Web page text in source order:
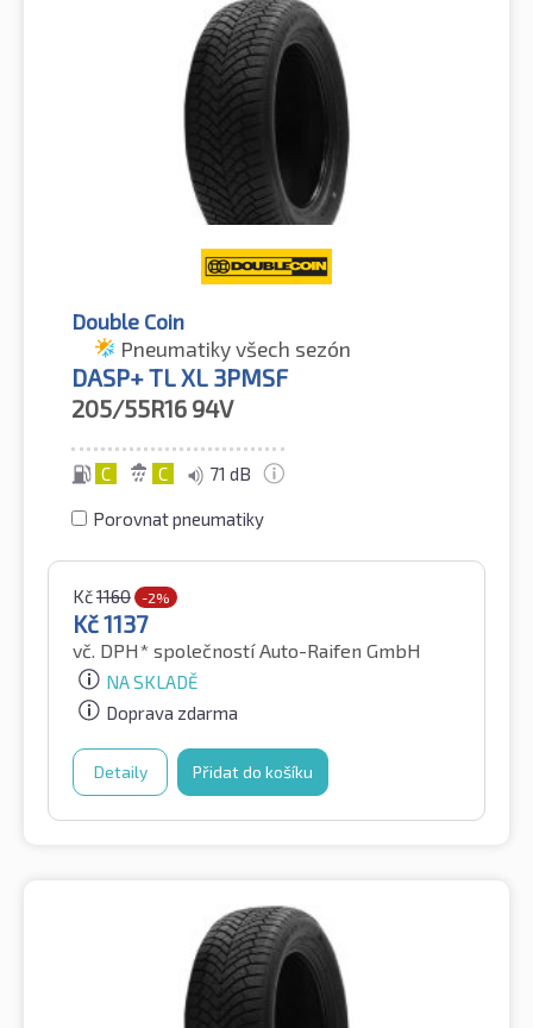
Double Coin
Pneumatiky všech sezón
DASP+ TL XL 3PMSF
205/55R16 94V
C C 71 dB
Porovnat pneumatiky
Kč1160 -2%
Kč1137
vč. DPH* společností Auto-Raifen GmbH
NA SKLADĚ
Doprava zdarma
Detaily Přidat do košíku